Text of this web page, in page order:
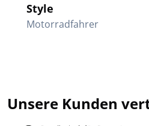
Style
Motorradfahrer
Unsere Kunden